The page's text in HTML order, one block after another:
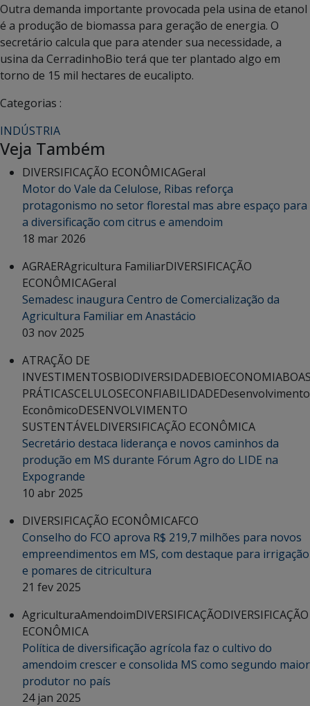
Outra demanda importante provocada pela usina de etanol
é a produção de biomassa para geração de energia. O
secretário calcula que para atender sua necessidade, a
usina da CerradinhoBio terá que ter plantado algo em
torno de 15 mil hectares de eucalipto.
Categorias :
INDÚSTRIA
Veja Também
DIVERSIFICAÇÃO ECONÔMICAGeral
Motor do Vale da Celulose, Ribas reforça
protagonismo no setor florestal mas abre espaço para
a diversificação com citrus e amendoim
18 mar 2026
AGRAERAgricultura FamiliarDIVERSIFICAÇÃO
ECONÔMICAGeral
Semadesc inaugura Centro de Comercialização da
Agricultura Familiar em Anastácio
03 nov 2025
ATRAÇÃO DE
INVESTIMENTOSBIODIVERSIDADEBIOECONOMIA
PRÁTICASCELULOSECONFIABILIDADEDesenvolvimento
EconômicoDESENVOLVIMENTO
SUSTENTÁVELDIVERSIFICAÇÃO ECONÔMICA
Secretário destaca liderança e novos caminhos da
produção em MS durante Fórum Agro do LIDE na
Expogrande
10 abr 2025
DIVERSIFICAÇÃO ECONÔMICAFCO
Conselho do FCO aprova R$ 219,7 milhões para novos
empreendimentos em MS, com destaque para irrigação
e pomares de citricultura
21 fev 2025
AgriculturaAmendoimDIVERSIFICAÇÃODIVERSIFICAÇÃO
ECONÔMICA
Política de diversificação agrícola faz o cultivo do
amendoim crescer e consolida MS como segundo maior
produtor no país
24 jan 2025